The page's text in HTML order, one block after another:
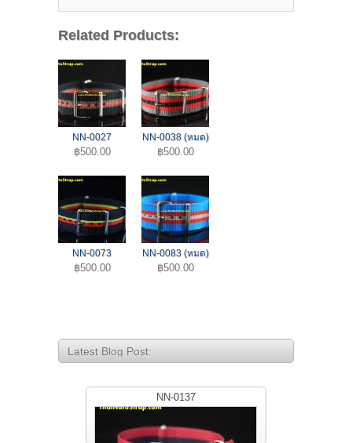
Related Products:
NN-0027
฿500.00
NN-0038 (หมด)
฿500.00
NN-0073
฿500.00
NN-0083 (หมด)
฿500.00
Latest Blog Post:
NN-0137